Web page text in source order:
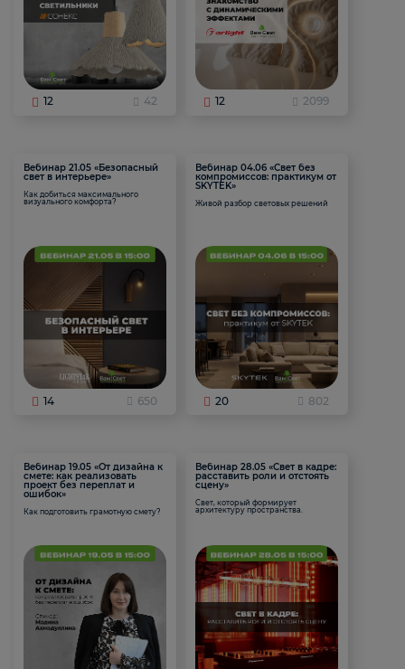
12 42 12 2099
Вебинар 21.05 «Безопасный
свет в интерьере»
Как добиться максимального
визуального комфорта?
14 650
Вебинар 04.06 «Свет без
компромиссов: практикум от
SKYTEK»
Живой разбор световых решений
20 802
Вебинар 19.05 «От дизайна к
смете: как реализовать
проект без переплат и
ошибок»
Как подготовить грамотную смету?
Вебинар 28.05 «Свет в кадре:
расставить роли и отстоять
сцену»
Свет, который формирует
архитектуру пространства.